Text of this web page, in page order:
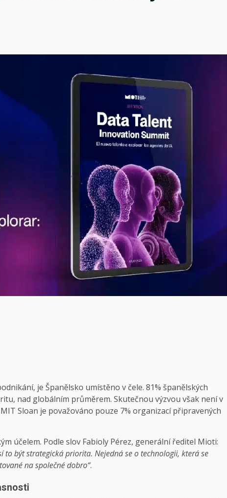
je Španělsko umístěno v čele. 81% španělských
nad globálním průměrem. Skutečnou výzvou však není v
Sloan je považováno pouze 7% organizací připravených
účelem. Podle slov Fabioly Pérez, generální ředitel Mioti:
být strategická priorita. Nejedná se o technologii, která se
na společné dobro“.